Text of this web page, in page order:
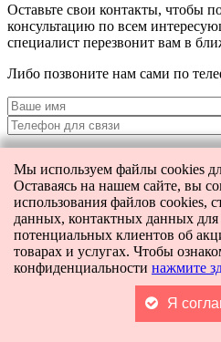
Оставьте свои контакты, чтобы
консультацию по всем
специалист перезвонит вам в
Либо позвоните нам сами по
Я даю согласие наобработку
передачу этих данных третьим лицам.
[contact-form-7 404 "Not Found"]
Поиск
Мы используем файлы cookies
Оставаясь на нашем сайте, вы
использования файлов cookies,
данных, контактных данных
потенциальных клиентов об
товарах и услугах. Чтобы
конфиденциальности нажмите
Я